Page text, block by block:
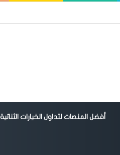
أفضل المنصات لتداول الخيارات الثنائية